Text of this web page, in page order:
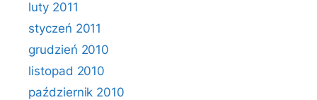
luty 2011
styczeń 2011
grudzień 2010
listopad 2010
październik 2010